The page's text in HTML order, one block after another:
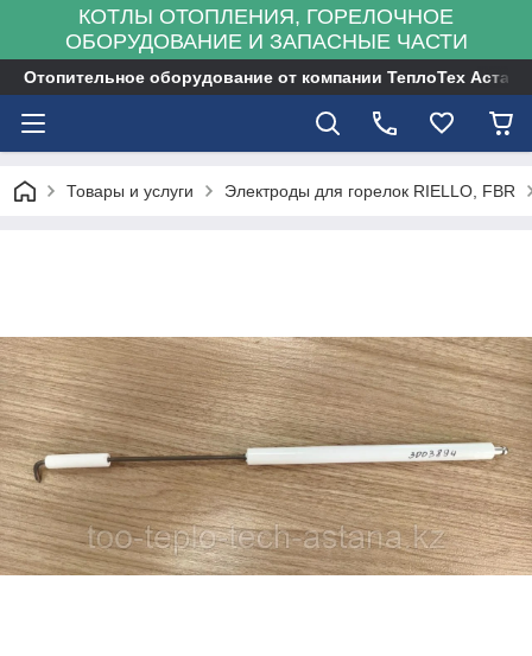
КОТЛЫ ОТОПЛЕНИЯ, ГОРЕЛОЧНОЕ
ОБОРУДОВАНИЕ И ЗАПАСНЫЕ ЧАСТИ
Отопительное оборудование от компании ТеплоТех Астана
Товары и услуги Электроды для горелок RIELLO, FBR